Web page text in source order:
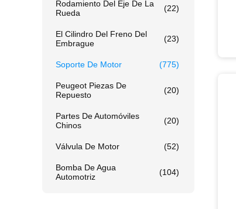
Rodamiento Del Eje De La
Rueda
(22)
El Cilindro Del Freno Del
Embrague
(23)
Soporte De Motor (775)
Peugeot Piezas De
Repuesto
(20)
Partes De Automóviles
Chinos
(20)
Válvula De Motor (52)
Bomba De Agua
Automotriz
(104)